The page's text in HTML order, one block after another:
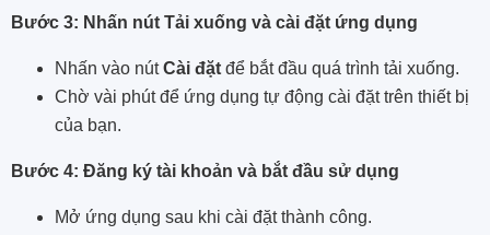
Bước 3: Nhấn nút Tải xuống và cài đặt ứng dụng
Nhấn vào nútCài đặt để bắt đầu quá trình tải xuống.
Chờ vài phút để ứng dụng tự động cài đặt trên thiết bị
của bạn.
Bước 4: Đăng ký tài khoản và bắt đầu sử dụng
Mở ứng dụng sau khi cài đặt thành công.